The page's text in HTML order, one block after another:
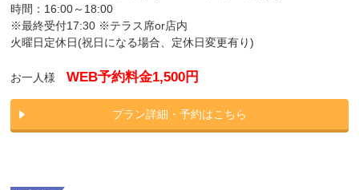
時間：16:00～18:00
※最終受付17:30 ※テラス席or店内
火曜日定休日(祝日になる場合、定休日変更有り)
お一人様 WEB予約料金1,500円
プラン詳細・予約はこちら